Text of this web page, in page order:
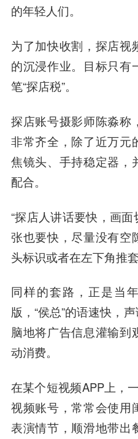
的年轻人们。
为了加快收割，探店视
的沉浸作业。目标只有
笔“探店税”。
探店账号摄影师陈淼称
非常齐全，除了近万元
焦镜头、手持稳定器，
配合。
“探店人讲话要快，画
张也要快，尽量没有空
头标识或者在左下角推
同样的套路，正是当
版，“侯总”的语速快，
脑地将广告信息灌输到
动消费。
在某个短视频APP上，
视频账号，常常会使用
表演情节，顺滑地带出